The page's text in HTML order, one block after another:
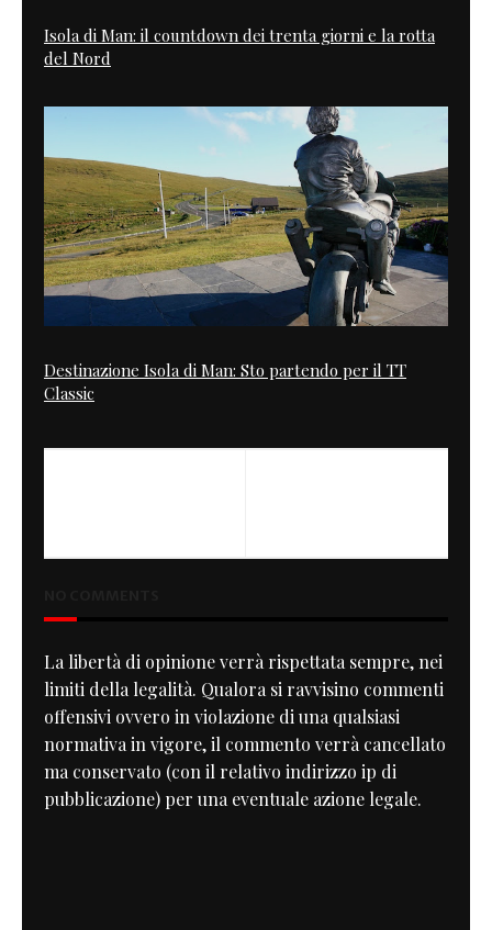
Isola di Man: il countdown dei trenta giorni e la rotta
del Nord
Destinazione Isola di Man: Sto partendo per il TT
Classic
La libertà di opinione verrà rispettata sempre, nei
limiti della legalità. Qualora si ravvisino commenti
offensivi ovvero in violazione di una qualsiasi
normativa in vigore, il commento verrà cancellato
ma conservato (con il relativo indirizzo ip di
pubblicazione) per una eventuale azione legale.